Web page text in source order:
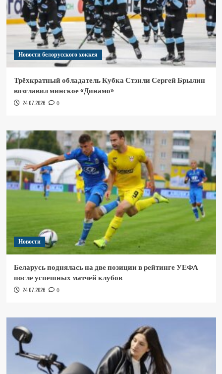
Новости белорусского хоккея
Трёхкратный обладатель Кубка Стэнли Сергей Брылин
возглавил минское «Динамо»
24.07.2026 0
Новости
Беларусь поднялась на две позиции в рейтинге УЕФА
после успешных матчей клубов
24.07.2026 0